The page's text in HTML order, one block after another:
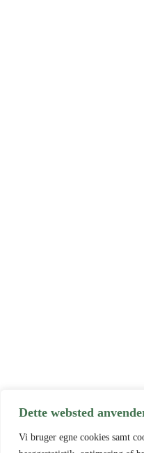
Dette websted
Vi bruger egne cookies samt